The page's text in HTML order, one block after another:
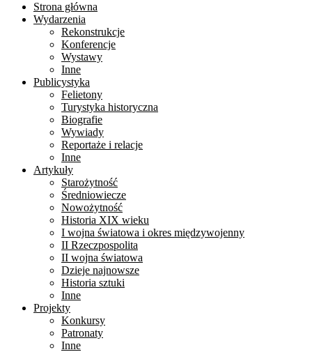
Strona główna
Wydarzenia
Rekonstrukcje
Konferencje
Wystawy
Inne
Publicystyka
Felietony
Turystyka historyczna
Biografie
Wywiady
Reportaże i relacje
Inne
Artykuły
Starożytność
Średniowiecze
Nowożytność
Historia XIX wieku
I wojna światowa i okres międzywojenny
II Rzeczpospolita
II wojna światowa
Dzieje najnowsze
Historia sztuki
Inne
Projekty
Konkursy
Patronaty
Inne